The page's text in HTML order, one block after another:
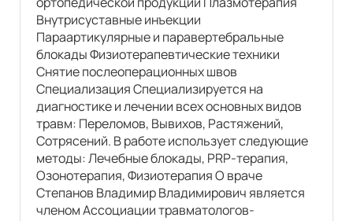
Внутрисуставные инъекции
Параартикулярные и паравертебральные
блокады Физиотерапевтические техники
Снятие послеоперационных швов
Специализация Специализируется на
диагностике и лечении всех основных видов
травм: Переломов, Вывихов, Растяжений,
Сотрясений. В работе использует следующие
методы: Лечебные блокады, PRP-терапия,
Озонотерапия, Физиотерапия О враче
Степанов Владимир Владимирович является
членом Ассоциации травматологов-